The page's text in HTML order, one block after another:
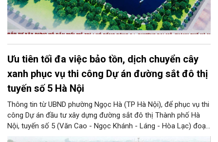
Ưu tiên tối đa việc bảo tồn, dịch chuyển cây
xanh phục vụ thi công Dự án đường sắt đô thị
tuyến số 5 Hà Nội
Thông tin từ UBND phường Ngọc Hà (TP Hà Nội), để phục vụ thi
công Dự án đầu tư xây dựng đường sắt đô thị Thành phố Hà
Nội, tuyến số 5 (Văn Cao - Ngọc Khánh - Láng - Hòa Lạc) đoạn
tuyến đi qua phố Văn Cao thuộc phường Ngọc Hà, Ban Quản lý